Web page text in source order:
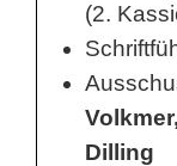
(2.
Dilling